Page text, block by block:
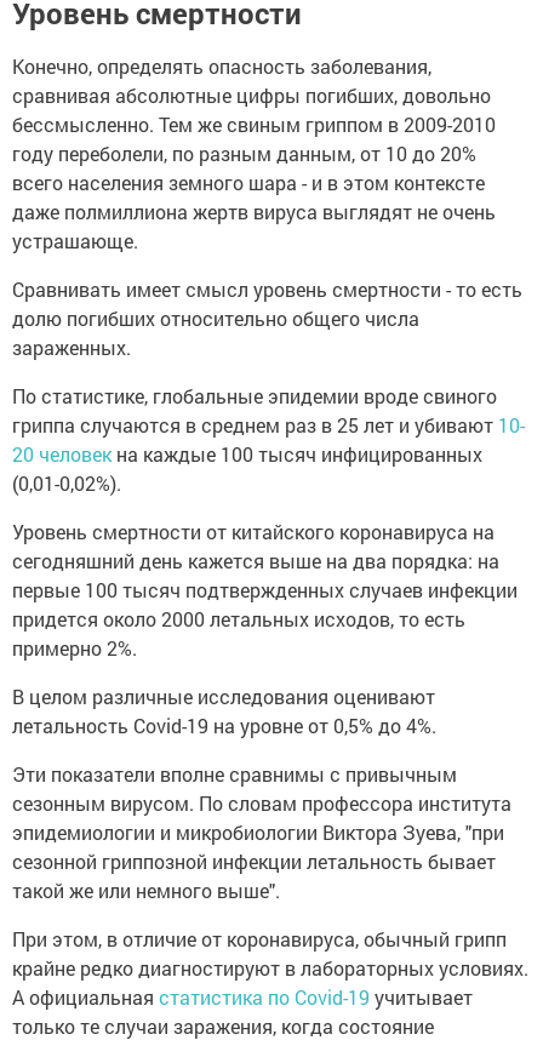
Уровень смертности
Конечно, определять опасность заболевания,
сравнивая абсолютные цифры погибших, довольно
бессмысленно. Тем же свиным гриппом в 2009-2010
году переболели, по разным данным, от 10 до 20%
всего населения земного шара - и в этом контексте
даже полмиллиона жертв вируса выглядят не очень
устрашающе.
Сравнивать имеет смысл уровень смертности - то есть
долю погибших относительно общего числа
зараженных.
По статистике, глобальные эпидемии вроде свиного
гриппа случаются в среднем раз в 25 лет и убивают 10-
20 человек на каждые 100 тысяч инфицированных
(0,01-0,02%).
Уровень смертности от китайского коронавируса на
сегодняшний день кажется выше на два порядка: на
первые 100 тысяч подтвержденных случаев инфекции
придется около 2000 летальных исходов, то есть
примерно 2%.
В целом различные исследования оценивают
летальность Covid-19 на уровне от 0,5% до 4%.
Эти показатели вполне сравнимы с привычным
сезонным вирусом. По словам профессора института
эпидемиологии и микробиологии Виктора Зуева, "при
сезонной гриппозной инфекции летальность бывает
такой же или немного выше".
При этом, в отличие от коронавируса, обычный грипп
крайне редко диагностируют в лабораторных условиях.
А официальная статистика по Covid-19 учитывает
только те случаи заражения, когда состояние